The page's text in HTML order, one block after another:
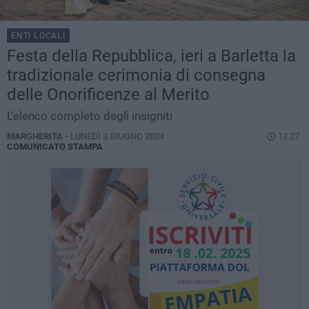
ENTI LOCALI
Festa della Repubblica, ieri a Barletta la
tradizionale cerimonia di consegna
delle Onorificenze al Merito
L'elenco completo degli insigniti
MARGHERITA - LUNEDÌ 3 GIUGNO 2024
12.27
COMUNICATO STAMPA